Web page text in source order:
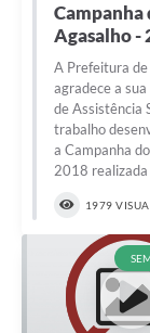
Campanha
Agasalho -
A Prefeitura
agradece a
de Assistência
trabalho
a Campanha
2018 realizada
1979